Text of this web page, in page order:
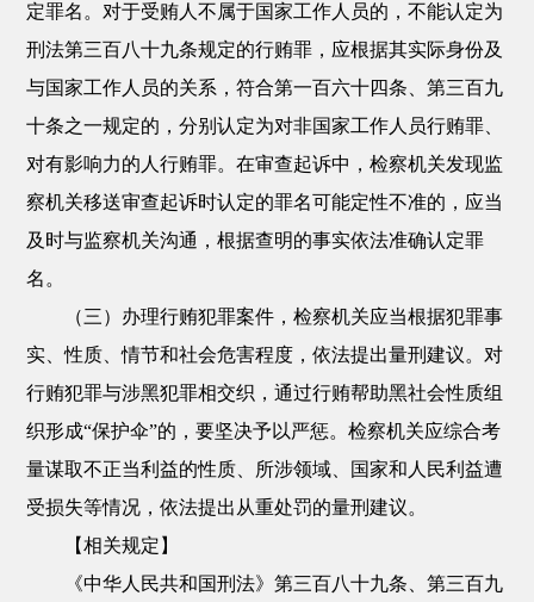
定罪名。对于受贿人不属于国家工作人员的，不能认定为
刑法第三百八十九条规定的行贿罪，应根据其实际身份及
与国家工作人员的关系，符合第一百六十四条、第三百九
十条之一规定的，分别认定为对非国家工作人员行贿罪、
对有影响力的人行贿罪。在审查起诉中，检察机关发现监
察机关移送审查起诉时认定的罪名可能定性不准的，应当
及时与监察机关沟通，根据查明的事实依法准确认定罪
名。
（三）办理行贿犯罪案件，检察机关应当根据犯罪事
实、性质、情节和社会危害程度，依法提出量刑建议。对
行贿犯罪与涉黑犯罪相交织，通过行贿帮助黑社会性质组
织形成“保护伞”的，要坚决予以严惩。检察机关应综合考
量谋取不正当利益的性质、所涉领域、国家和人民利益遭
受损失等情况，依法提出从重处罚的量刑建议。
【相关规定】
《中华人民共和国刑法》第三百八十九条、第三百九